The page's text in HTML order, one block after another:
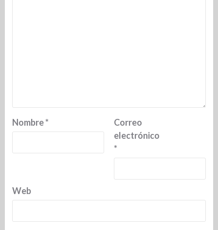
Nombre*
Correo
electrónico
*
Web